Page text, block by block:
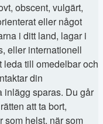
obscent, vulgärt,
eller något
i ditt land, lagar i
eller internationell
leda till omedelbar och
din
inlägg sparas. Du går
att ta bort,
som helst, när som